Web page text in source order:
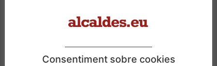
Carrer Francesc Carbonell 46-48
08034 Barcelona
info@alcaldes.eu
Consentiment sobre cookies